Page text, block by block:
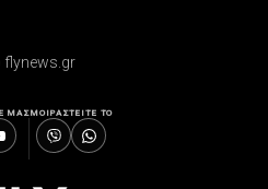
flynews.gr
ΜΑΣΜΟΙΡΑΣΤΕΙΤΕ ΤΟ